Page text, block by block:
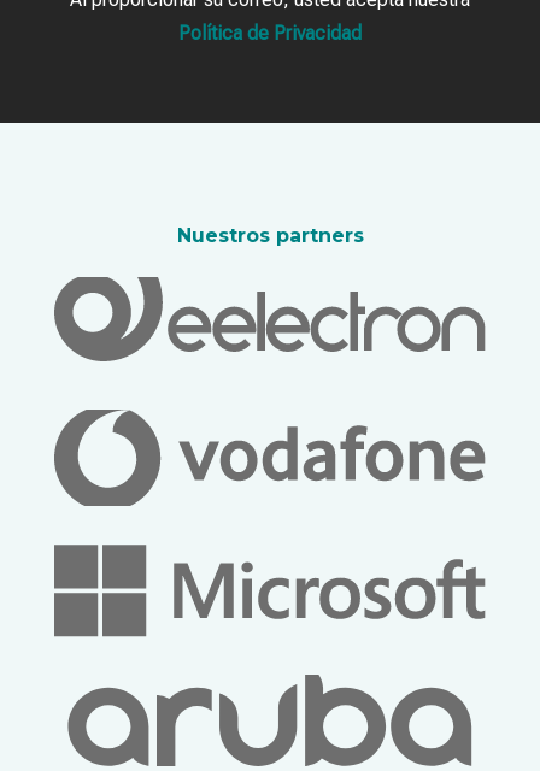
Política de Privacidad
Nuestros partners